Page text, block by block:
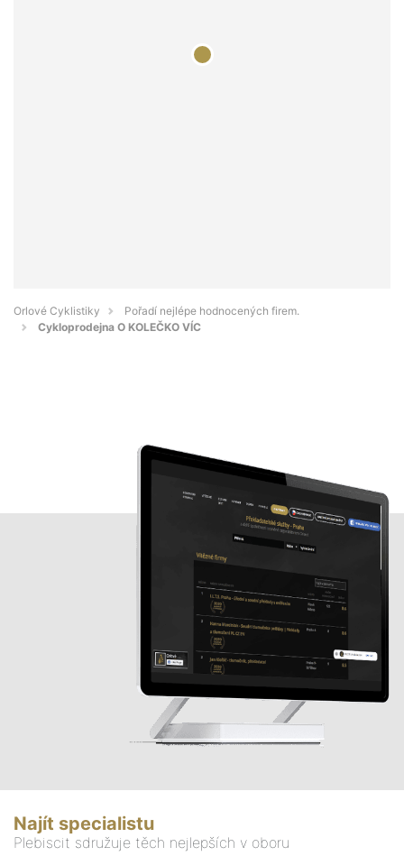
Orlové Cyklistiky
Pořadí nejlépe hodnocených firem.
Cykloprodejna O KOLEČKO VÍC
Najít specialistu
Plebiscit sdružuje těch nejlepších v oboru